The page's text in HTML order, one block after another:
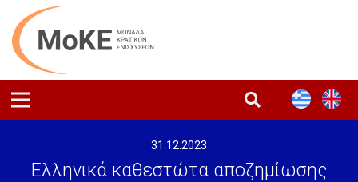
31.12.2023
Ελληνικά καθεστώτα αποζημίωσης